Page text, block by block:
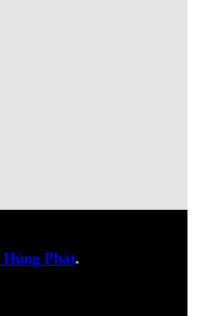
Hùng Phát.